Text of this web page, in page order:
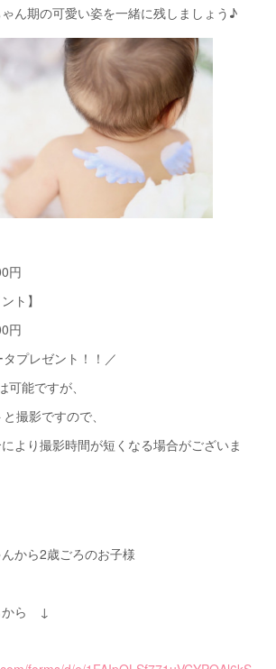
ん期の可愛い姿を一緒に残しましょう♪
円
ト】
円
プレゼント！！／
能ですが、
撮影ですので、
より撮影時間が短くなる場合がございま
から2歳ごろのお子様
から ↓